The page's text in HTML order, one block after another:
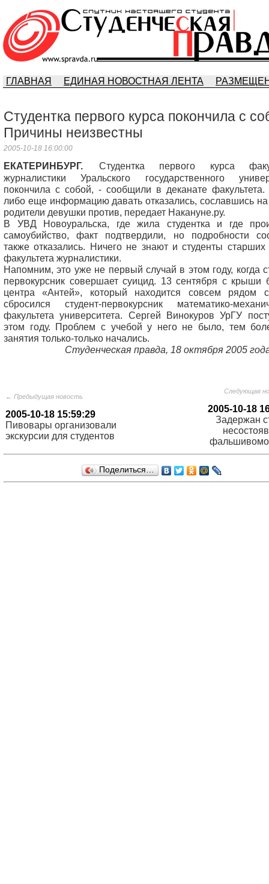
ГЛАВНАЯ ЕДИНАЯ НОВОСТНАЯ ЛЕНТА
Студентка первого курса покончила с
Причины неизвестны
2005-10-18 16:00:00
ЕКАТЕРИНБУРГ.
Студентка первого курса
журналистики Уральского государственного
покончила с собой, - сообщили в деканате факультета.
либо еще информацию давать отказались, сославшись на
родители девушки против, передает Накануне.ру.
В УВД Новоуральска, где жила студентка и где
самоубийство, факт подтвердили, но подробности
также отказались. Ничего не знают и студенты старших
факультета журналистики.
Напомним, это уже не первый случай в этом году, когда
первокурсник совершает суицид. 13 сентября с крыши
центра «Антей», который находится совсем рядом
сбросился студент-первокурсник математико-
факультета университета. Сергей Винокуров УрГУ
этом году. Проблем с учебой у него не было, тем
занятия только-только начались.
Студенческая правда, 18 октября 2005
← Предыдущая новость
2005-10-18 15:59:29
Пивовары организовали
экскурсии для студентов
Следующая
2005-10-18
Задержан
Поделиться…